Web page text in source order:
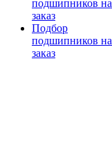
подшипников на
заказ
Подбор
подшипников на
заказ